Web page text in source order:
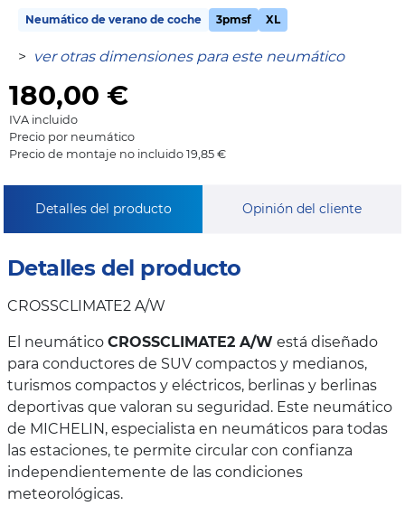
Neumático de verano de coche 3pmsf XL
> ver otras dimensiones para este neumático
180,00 €
IVA incluido
Precio por neumático
Precio de montaje no incluido 19,85 €
Detalles del producto Opinión del cliente
Detalles del producto
CROSSCLIMATE2 A/W
El neumático CROSSCLIMATE2 A/W está diseñado
para conductores de SUV compactos y medianos,
turismos compactos y eléctricos, berlinas y berlinas
deportivas que valoran su seguridad. Este neumático
de MICHELIN, especialista en neumáticos para todas
las estaciones, te permite circular con confianza
independientemente de las condiciones
meteorológicas.